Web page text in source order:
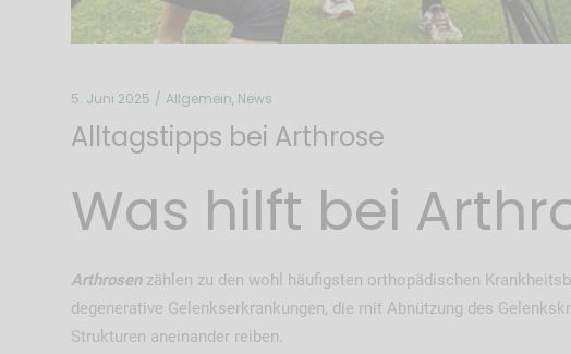
5. Juni 2025 Allgemein, News
Alltagstipps bei Arthrose
Was hilft bei
Arthrosenzählen zu den wohl häufigsten orthopädischen
degenerative Gelenkserkrankungen, die mit Abnützung des
Strukturen aneinander reiben.